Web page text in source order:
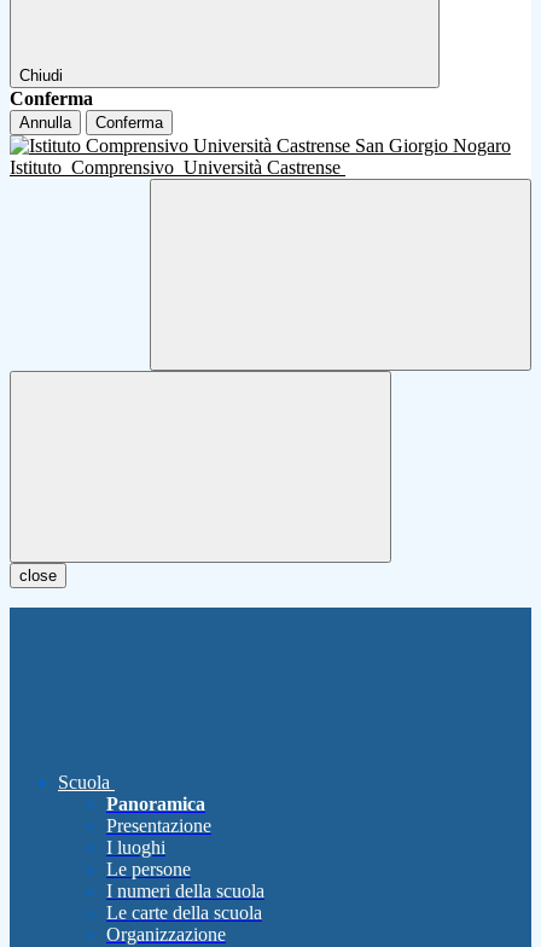
Chiudi
Conferma
Annulla Conferma
Istituto Comprensivo Università Castrense
close
Scuola
Panoramica
Presentazione
I luoghi
Le persone
I numeri della scuola
Le carte della scuola
Organizzazione